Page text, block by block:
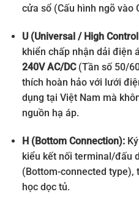
cửa sổ (Cấu hình ngõ vào
U (Universal / High
khiển chấp nhận dải điện
240V AC/DC(Tần số 50/
thích hoàn hảo với lưới
dụng tại Việt Nam mà
nguồn hạ áp.
H (Bottom Connection):Ký
kiểu kết nối terminal/đấu
(Bottom-connected type),
học dọc tủ.